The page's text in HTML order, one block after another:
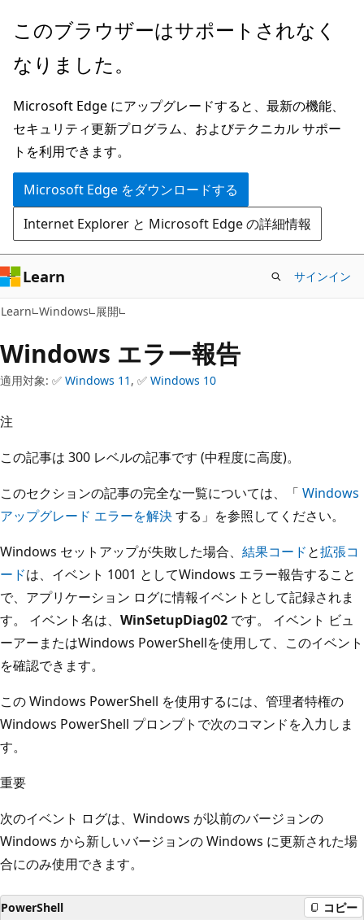
メ
ン
ン
テ
ン
ツ
に
ス
キ
ッ
プ
このブラウザーはサポートされなく
なりました。
Microsoft Edge にアップグレードすると、最新の機能、
セキュリティ更新プログラム、およびテクニカル サポー
トを利用できます。
Microsoft Edge をダウンロードする
Internet Explorer と Microsoft Edge の詳細情報
Learn サインイン
Learn Windows 展開
Windows エラー報告
適用対象: ✅ Windows 11 , ✅ Windows 10
注
この記事は 300 レベルの記事です (中程度に高度)。
このセクションの記事の完全な一覧については、「 Windows
アップグレード エラーを解決する」を参照してください。
Windows セットアップが失敗した場合、 結果コードと拡張コ
ードは、イベント 1001 としてWindows エラー報告すること
で、アプリケーション ログに情報イベントとして記録されま
す。 イベント名は、 WinSetupDiag02 です。 イベント ビュ
ーアーまたはWindows PowerShellを使用して、このイベント
を確認できます。
この Windows PowerShell を使用するには、管理者特権の
Windows PowerShell プロンプトで次のコマンドを入力しま
す。
重要
次のイベント ログは、Windows が以前のバージョンの
Windows から新しいバージョンの Windows に更新された場
合にのみ使用できます。
PowerShell コピー